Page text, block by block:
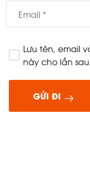
Lưu tên, email
này cho lần
GỬI ĐI